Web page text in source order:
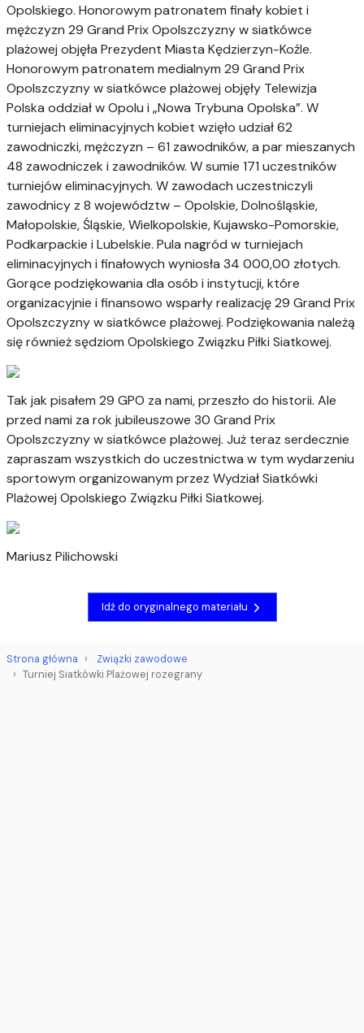
Opolskiego. Honorowym patronatem finały kobiet i
mężczyzn 29 Grand Prix Opolszczyzny w siatkówce
plażowej objęła Prezydent Miasta Kędzierzyn-Koźle.
Honorowym patronatem medialnym 29 Grand Prix
Opolszczyzny w siatkówce plażowej objęły Telewizja
Polska oddział w Opolu i „Nowa Trybuna Opolska”. W
turniejach eliminacyjnych kobiet wzięło udział 62
zawodniczki, mężczyzn – 61 zawodników, a par mieszanych
48 zawodniczek i zawodników. W sumie 171 uczestników
turniejów eliminacyjnych. W zawodach uczestniczyli
zawodnicy z 8 województw – Opolskie, Dolnośląskie,
Małopolskie, Śląskie, Wielkopolskie, Kujawsko-Pomorskie,
Podkarpackie i Lubelskie. Pula nagród w turniejach
eliminacyjnych i finałowych wyniosła 34 000,00 złotych.
Gorące podziękowania dla osób i instytucji, które
organizacyjnie i finansowo wsparły realizację 29 Grand Prix
Opolszczyzny w siatkówce plażowej. Podziękowania należą
się również sędziom Opolskiego Związku Piłki Siatkowej.
Tak jak pisałem 29 GPO za nami, przeszło do historii. Ale
przed nami za rok jubileuszowe 30 Grand Prix
Opolszczyzny w siatkówce plażowej. Już teraz serdecznie
zapraszam wszystkich do uczestnictwa w tym wydarzeniu
sportowym organizowanym przez Wydział Siatkówki
Plażowej Opolskiego Związku Piłki Siatkowej.
Mariusz Pilichowski
Idź do oryginalnego materiału
Strona główna
Związki zawodowe
Turniej Siatkówki Plażowej rozegrany